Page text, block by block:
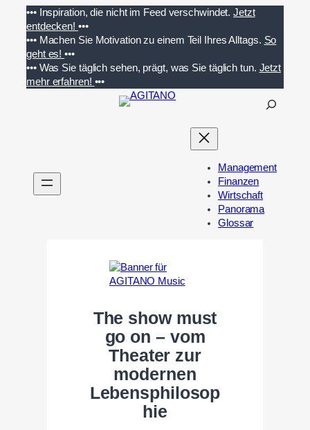
Inhalt
springen
••• Inspiration, die nicht im Feed verschwindet. Jetzt
entdecken! •••
••• Machen Sie Motivation zu einem Teil Ihres Alltags. So
geht es!•••
••• Was Sie täglich sehen, prägt, was Sie täglich tun. Jetzt
mehr erfahren! •••
n
Management
Finanzen
Wirtschaft
Panorama
Glossar
The show must
go on – vom
Theater zur
modernen
Lebensphilosop
hie